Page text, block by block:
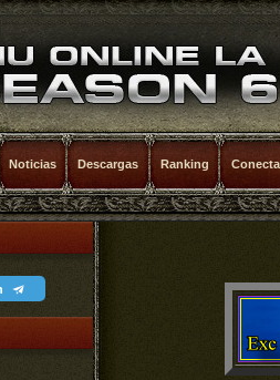
Noticias Descargas Ranking